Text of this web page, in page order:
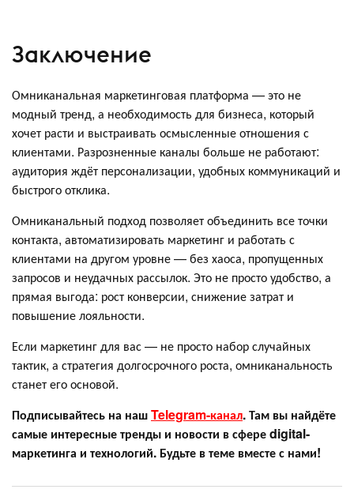
Заключение
Омниканальная маркетинговая платформа — это не
модный тренд, а необходимость для бизнеса, который
хочет расти и выстраивать осмысленные отношения с
клиентами. Разрозненные каналы больше не работают:
аудитория ждёт персонализации, удобных коммуникаций и
быстрого отклика.
Омниканальный подход позволяет объединить все точки
контакта, автоматизировать маркетинг и работать с
клиентами на другом уровне — без хаоса, пропущенных
запросов и неудачных рассылок. Это не просто удобство, а
прямая выгода: рост конверсии, снижение затрат и
повышение лояльности.
Если маркетинг для вас — не просто набор случайных
тактик, а стратегия долгосрочного роста, омниканальность
станет его основой.
Подписывайтесь на нашTelegram-канал. Там вы найдёте
самые интересные тренды и новости в сфере digital-
маркетинга и технологий. Будьте в теме вместе с нами!